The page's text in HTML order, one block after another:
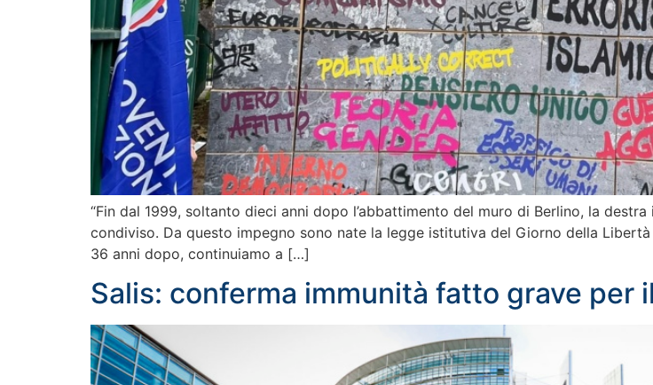
“Fin dal 1999, soltanto dieci anni dopo l’abbattimento del muro di Berlino, la
condiviso. Da questo impegno sono nate la legge istitutiva del Giorno della
36 anni dopo, continuiamo a […]
Salis: conferma immunità fatto grave per